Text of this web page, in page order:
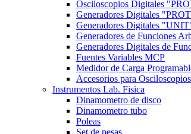
Osciloscopios Digitales
Generadores Digitales
Generadores Digitales
Generadores de Funciones
Generadores Digitales de
Fuentes Variables MCP
Medidor de Carga
Accesorios para Osciloscopios
Instrumentos Lab. Fisica
Dinamometro de disco
Dinamometro tubo
Poleas
Set de pesas